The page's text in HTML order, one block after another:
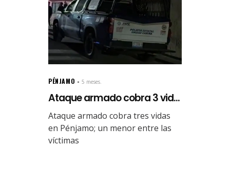
PÉNJAMO 5 meses.
Ataque armado cobra 3 vid...
Ataque armado cobra tres vidas
en Pénjamo; un menor entre las
víctimas